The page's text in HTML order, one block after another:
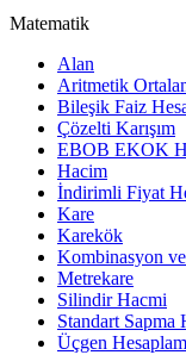
Matematik
Alan
Aritmetik
Bileşik Faiz
Çözelti Karışım
EBOB EKOK
Hacim
İndirimli Fiyat
Kare
Karekök
Kombinasyon
Metrekare
Silindir Hacmi
Standart Sapma
Üçgen